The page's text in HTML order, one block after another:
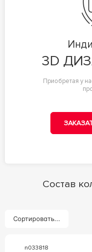
3D
Приобретая у
Состав
Сортировать...
n033818